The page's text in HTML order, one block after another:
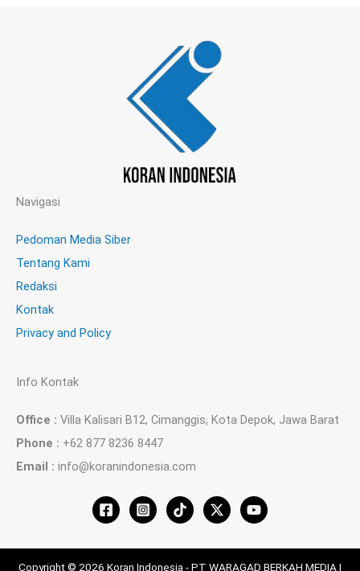
Navigasi
Pedoman Media Siber
Tentang Kami
Redaksi
Kontak
Privacy and Policy
Info Kontak
Office : Villa Kalisari B12, Cimanggis, Kota Depok, Jawa Barat
Phone : +62 877 8236 8447
Email : info@koranindonesia.com
Copyright © 2026 Koran Indonesia - PT WARAGAD BERKAH MEDIA |